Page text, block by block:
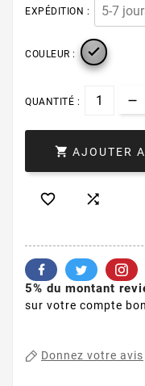
EXPÉDITION :
COULEUR : 
QUANTITÉ :
 AJOUTER
 
5% du montant
sur votre compte
Donnez votre avis